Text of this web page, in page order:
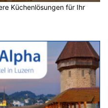
Küchenlösungen für Ihr